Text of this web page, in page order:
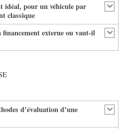
idéal, pour un véhicule par
classique
externe ou vaut-il
d’évaluation d’une